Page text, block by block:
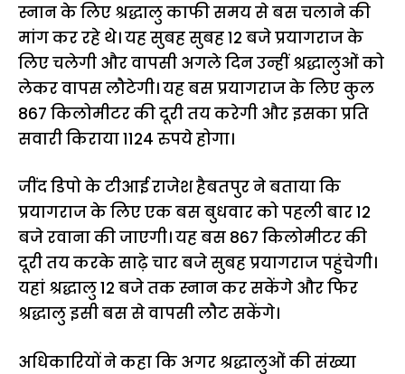
स्नान के लिए श्रद्धालु काफी समय से बस चलाने की
मांग कर रहे थे। यह सुबह सुबह 12 बजे प्रयागराज के
लिए चलेगी और वापसी अगले दिन उन्हीं श्रद्धालुओं को
लेकर वापस लौटेगी। यह बस प्रयागराज के लिए कुल
867 किलोमीटर की दूरी तय करेगी और इसका प्रति
सवारी किराया 1124 रुपये होगा।
जींद डिपो के टीआई राजेश हैबतपुर ने बताया कि
प्रयागराज के लिए एक बस बुधवार को पहली बार 12
बजे रवाना की जाएगी। यह बस 867 किलोमीटर की
दूरी तय करके साढ़े चार बजे सुबह प्रयागराज पहुंचेगी।
यहां श्रद्धालु 12 बजे तक स्नान कर सकेंगे और फिर
श्रद्धालु इसी बस से वापसी लौट सकेंगे।
अधिकारियों ने कहा कि अगर श्रद्धालुओं की संख्या